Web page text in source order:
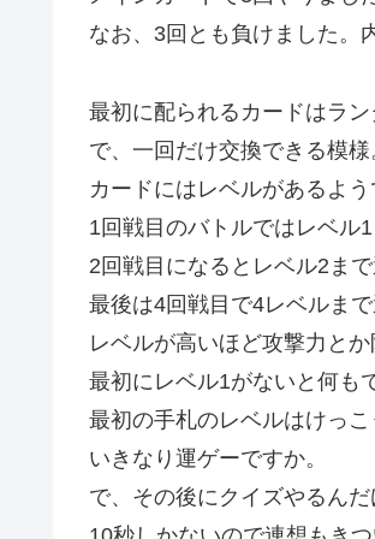
なお、3回とも負けました。
最初に配られるカードはラン
で、一回だけ交換できる模様
カードにはレベルがあるよう
1回戦目のバトルではレベル
2回戦目になるとレベル2ま
最後は4回戦目で4レベルまで
レベルが高いほど攻撃力と
最初にレベル1がないと何も
最初の手札のレベルはけっこ
いきなり運ゲーですか。
で、その後にクイズやるん